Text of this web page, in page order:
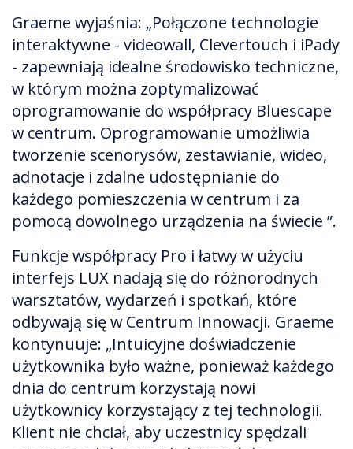
Graeme wyjaśnia: „Połączone technologie
interaktywne - videowall, Clevertouch i iPady
- zapewniają idealne środowisko techniczne,
w którym można zoptymalizować
oprogramowanie do współpracy Bluescape
w centrum. Oprogramowanie umożliwia
tworzenie scenorysów, zestawianie, wideo,
adnotacje i zdalne udostępnianie do
każdego pomieszczenia w centrum i za
pomocą dowolnego urządzenia na świecie ”.
Funkcje współpracy Pro i łatwy w użyciu
interfejs LUX nadają się do różnorodnych
warsztatów, wydarzeń i spotkań, które
odbywają się w Centrum Innowacji. Graeme
kontynuuje: „Intuicyjne doświadczenie
użytkownika było ważne, ponieważ każdego
dnia do centrum korzystają nowi
użytkownicy korzystający z tej technologii.
Klient nie chciał, aby uczestnicy spędzali